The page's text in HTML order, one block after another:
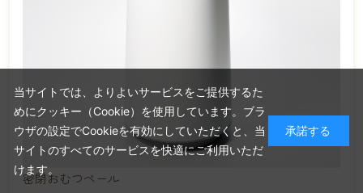
密閉おむつペール
当サイトでは、よりよいサービスをご提供するた
めにクッキー（Cookie）を使用しています。ブラ
ウザの設定でCookieを有効にしていただくと、当
サイトのすべてのサービスを快適にご利用いただ
けます。
承諾する